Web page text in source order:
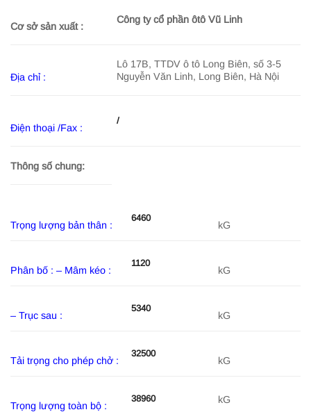
Cơ sở sản xuất :
Công ty cổ phần ôtô Vũ Linh
Địa chỉ :
Lô 17B, TTDV ô tô Long Biên, số 3-5
Nguyễn Văn Linh, Long Biên, Hà Nội
Điện thoại /Fax :
/
Thông số chung:
Trọng lượng bản thân :
6460
kG
Phân bố : – Mâm kéo :
1120
kG
– Trục sau :
5340
kG
Tải trọng cho phép chở :
32500
kG
Trọng lượng toàn bộ :
38960 kG